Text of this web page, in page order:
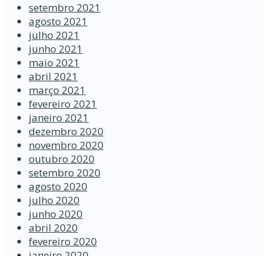
setembro 2021
agosto 2021
julho 2021
junho 2021
maio 2021
abril 2021
março 2021
fevereiro 2021
janeiro 2021
dezembro 2020
novembro 2020
outubro 2020
setembro 2020
agosto 2020
julho 2020
junho 2020
abril 2020
fevereiro 2020